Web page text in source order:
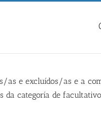
as e excluídos/as e a
da categoría de